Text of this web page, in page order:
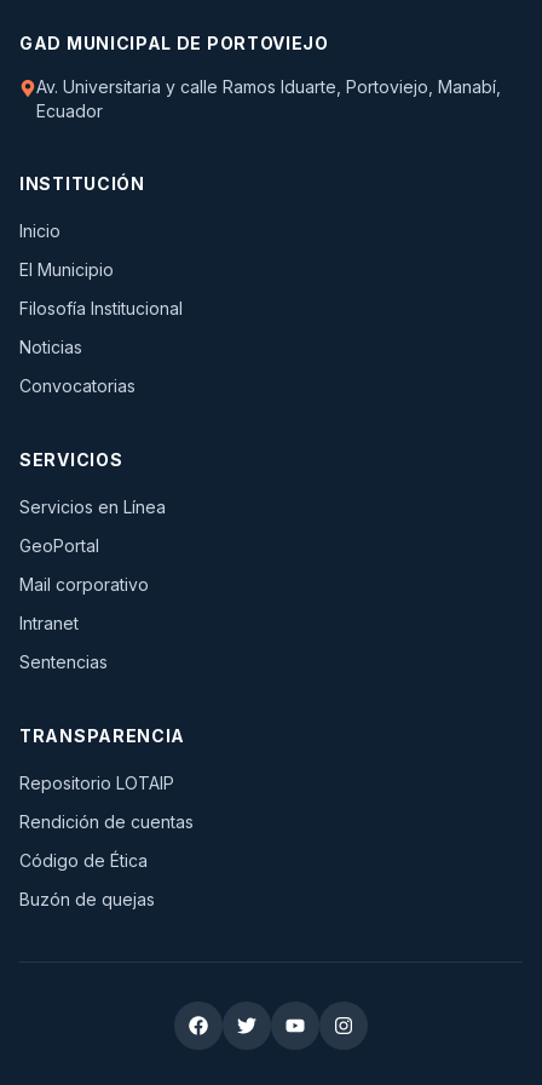
GAD MUNICIPAL DE PORTOVIEJO
Av. Universitaria y calle Ramos Iduarte, Portoviejo, Manabí,
Ecuador
INSTITUCIÓN
Inicio
El Municipio
Filosofía Institucional
Noticias
Convocatorias
SERVICIOS
Servicios en Línea
GeoPortal
Mail corporativo
Intranet(se abre en una pestaña nueva)
Sentencias
TRANSPARENCIA
Repositorio LOTAIP
Rendición de cuentas
Código de Ética
Buzón de quejas